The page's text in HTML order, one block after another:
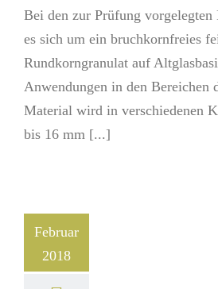
Bei den zur Prüfung vorgelegten
es sich um ein bruchkornfreies
Rundkorngranulat auf
Anwendungen in den Bereichen
Material wird in verschiedenen
bis 16 mm [...]
Februar
2018